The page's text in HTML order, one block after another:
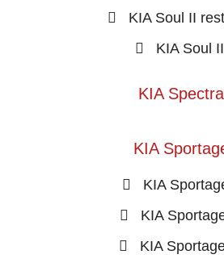
KIA Soul II
KIA Soul
KIA Spectra
KIA
KIA
KIA
KIA